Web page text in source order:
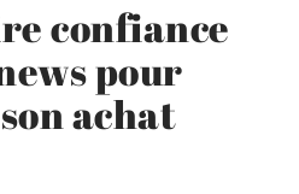
confiance
pour
achat